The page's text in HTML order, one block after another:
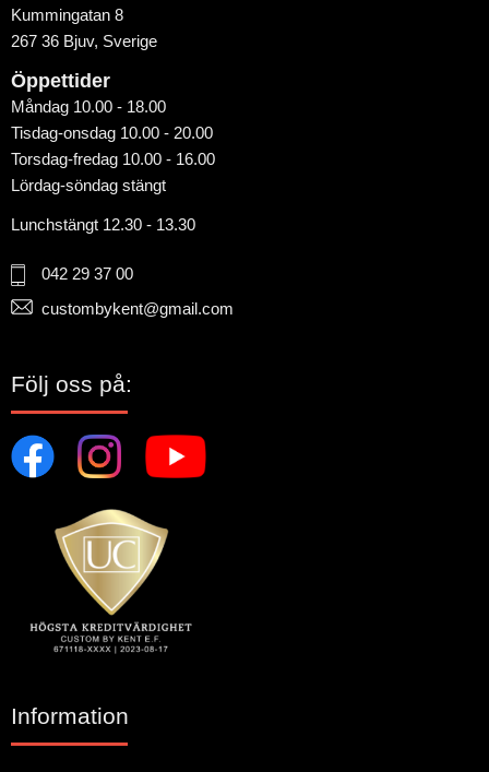
Kummingatan 8
267 36 Bjuv, Sverige
Öppettider
Måndag 10.00 - 18.00
Tisdag-onsdag 10.00 - 20.00
Torsdag-fredag 10.00 - 16.00
Lördag-söndag stängt
Lunchstängt 12.30 - 13.30
042 29 37 00
custombykent@gmail.com
Följ oss på:
Information